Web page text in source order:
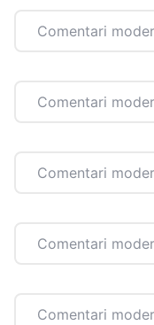
Comentari
Comentari
Comentari
Comentari
Comentari